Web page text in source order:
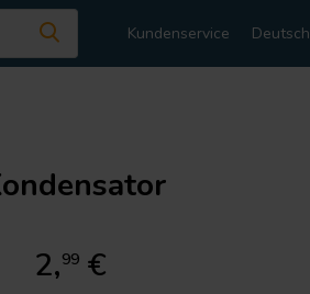
Kundenservice Deutsch
2,99 €